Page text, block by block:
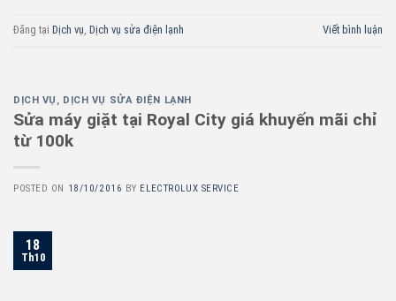
Đăng tại Dịch vụ, Dịch vụ sửa điện lạnh Viết bình luận
DỊCH VỤ , DỊCH VỤ SỬA ĐIỆN LẠNH
Sửa máy giặt tại Royal City giá khuyến mãi chỉ
từ 100k
POSTED ON 18/10/2016 BY ELECTROLUX SERVICE
18
Th10